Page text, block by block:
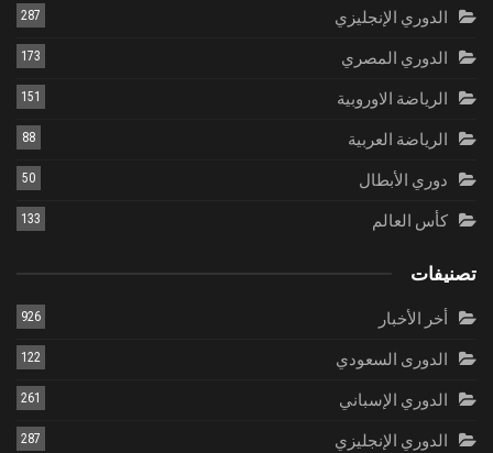
الدوري الإنجليزي 287
الدوري المصري 173
الرياضة الاوروبية 151
الرياضة العربية 88
دوري الأبطال 50
كأس العالم 133
تصنيفات
أخر الأخبار 926
الدورى السعودي 122
الدوري الإسباني 261
الدوري الإنجليزي 287